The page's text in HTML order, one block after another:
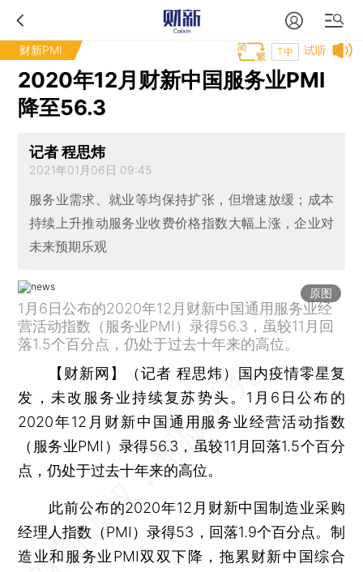
财新PMI 试听
T中
2020年12月财新中国服务业PMI
降至56.3
记者 程思炜
2021年01月06日 09:45
服务业需求、就业等均保持扩张，但增速放缓；成本
持续上升推动服务业收费价格指数大幅上涨，企业对
未来预期乐观
原图
1月6日公布的2020年12月财新中国通用服务业经
营活动指数（服务业PMI）录得56.3，虽较11月回
落1.5个百分点，仍处于过去十年来的高位。
【财新网】（记者 程思炜）
国内疫情零星复
发，未改服务业持续复苏势头。1月6日公布的
2020年12月财新中国通用服务业经营活动指数
（服务业PMI）录得56.3，虽较11月回落1.5个百分
点，仍处于过去十年来的高位。
此前公布的2020年12月财新中国制造业采购
经理人指数（PMI）录得53，回落1.9个百分点。制
造业和服务业PMI双双下降，拖累财新中国综合